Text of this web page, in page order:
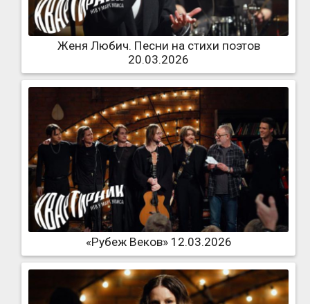
Женя Любич. Песни на стихи поэтов
20.03.2026
«Рубеж Веков» 12.03.2026